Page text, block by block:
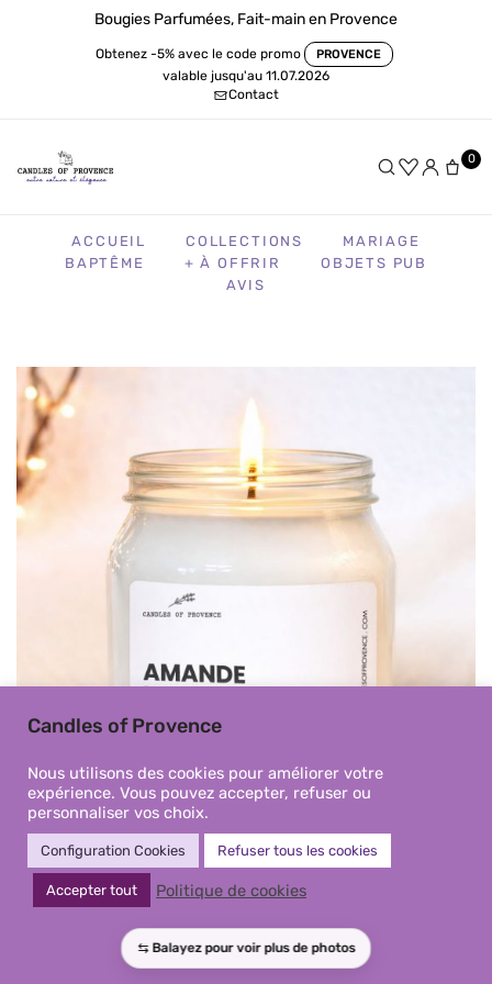
Bougies Parfumées, Fait-main en Provence
Obtenez -5% avec le code promo PROVENCE
valable jusqu'au 11.07.2026
Contact
0
ACCUEIL COLLECTIONS
MARIAGE
BAPTÊME
+ À OFFRIR
OBJETS PUB
AVIS
Grande bougie parfumée Amande
| Fait main en Provence
Candles of Provence
Nous utilisons des cookies pour améliorer votre
expérience. Vous pouvez accepter, refuser ou
personnaliser vos choix.
Configuration Cookies Refuser tous les cookies
Accepter tout Politique de cookies